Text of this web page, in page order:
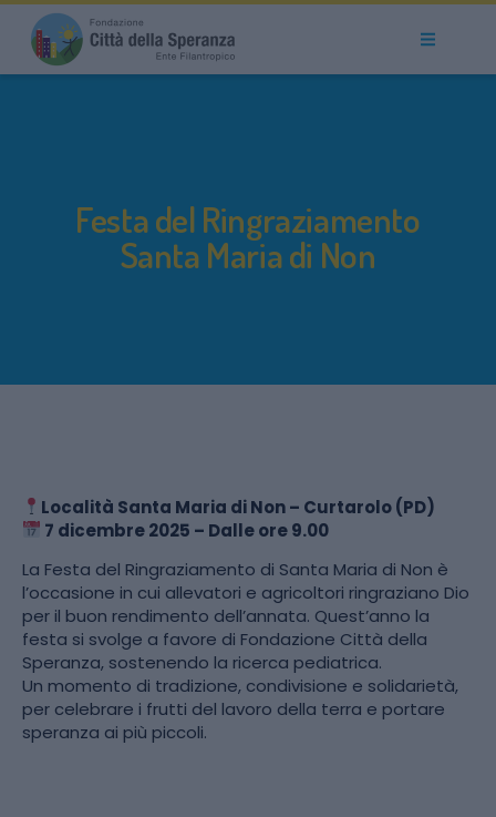
Festa del Ringraziamento
Santa Maria di Non
Località Santa Maria di Non – Curtarolo (PD)
7 dicembre 2025 – Dalle ore 9.00
La Festa del Ringraziamento di Santa Maria di Non è
l’occasione in cui allevatori e agricoltori ringraziano Dio
per il buon rendimento dell’annata. Quest’anno la
festa si svolge a favore di Fondazione Città della
Speranza, sostenendo la ricerca pediatrica.
Un momento di tradizione, condivisione e solidarietà,
per celebrare i frutti del lavoro della terra e portare
speranza ai più piccoli.